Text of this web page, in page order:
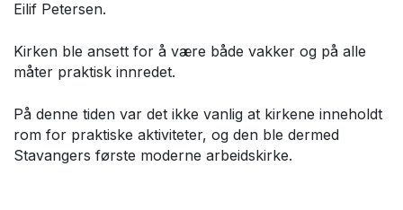
Eilif Petersen.
Kirken ble ansett for å være både vakker og på alle
måter praktisk innredet.
På denne tiden var det ikke vanlig at kirkene inneholdt
rom for praktiske aktiviteter, og den ble dermed
Stavangers første moderne arbeidskirke.